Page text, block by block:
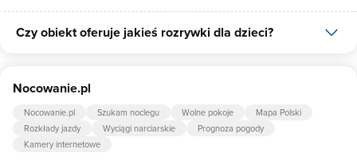
Udogodnienia dla rodzin z dziećmi jakie oferuje Willa Puchatek to:
Czy obiekt oferuje jakieś rozrywki dla dzieci?
piaskownica, huśtawka.
Nocowanie.pl
Nocowanie.pl Szukam noclegu Wolne pokoje
Mapa Polski
Rozkłady jazdy
Wyciągi narciarskie
Prognoza pogody
Kamery internetowe